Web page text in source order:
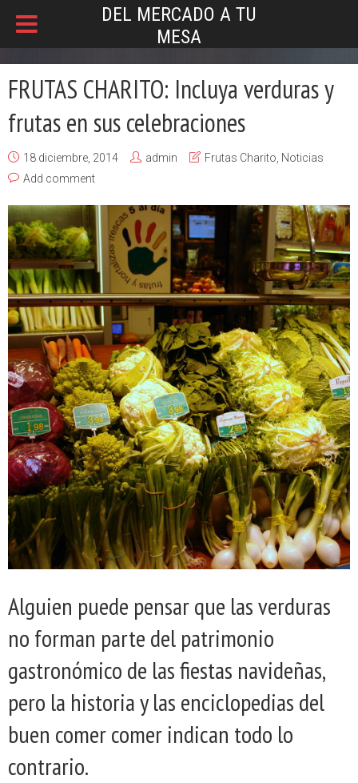
DEL MERCADO A TU
MESA
FRUTAS CHARITO: Incluya verduras y
frutas en sus celebraciones
18 diciembre, 2014 admin Frutas Charito Noticias
Add comment
Alguien puede pensar que las verduras
no forman parte del patrimonio
gastronómico de las fiestas navideñas,
pero la historia y las enciclopedias del
buen comer comer indican todo lo
contrario.